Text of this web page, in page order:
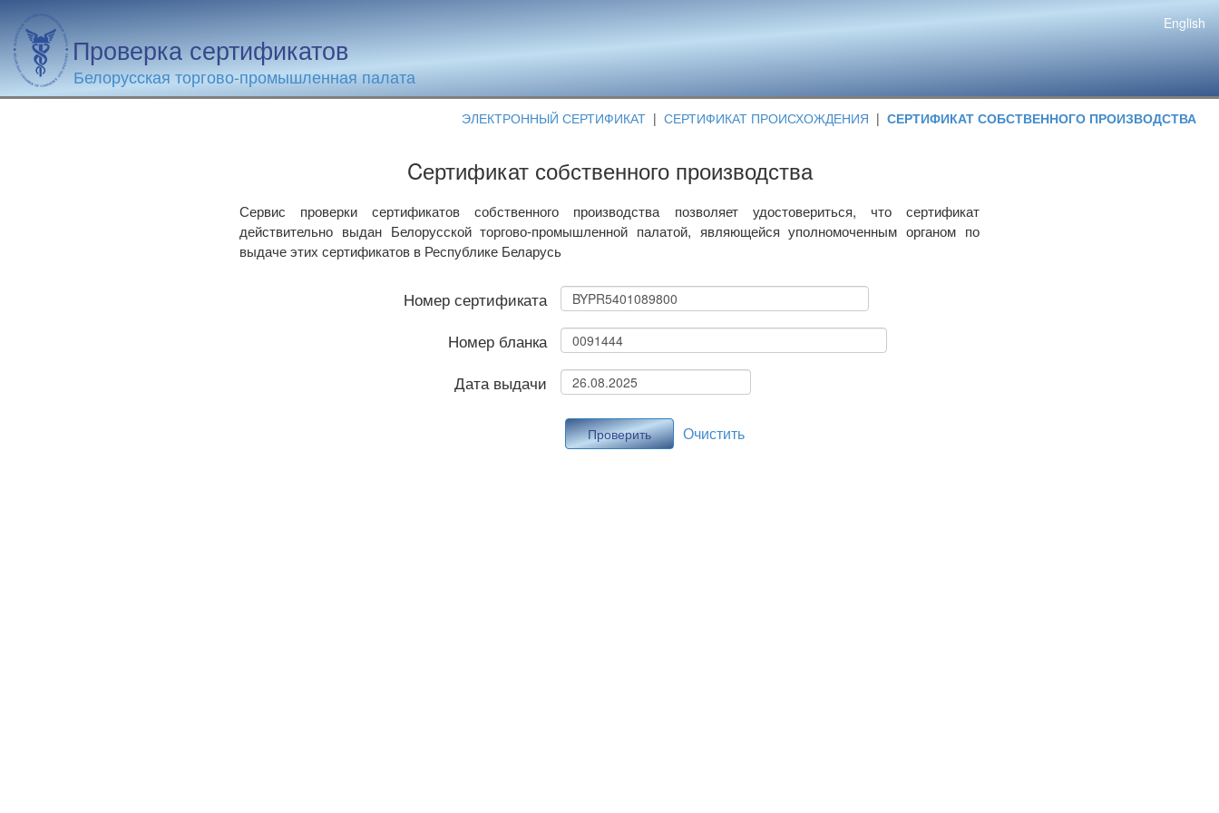
Проверка сертификатов
Белорусская торгово-промышленная палата
English
ЭЛЕКТРОННЫЙ СЕРТИФИКАТ | СЕРТИФИКАТ ПРОИСХОЖДЕНИЯ | СЕРТИФИКАТ СОБСТВЕННОГО ПРОИЗВОДСТВА
Cертификат собственного производства
Сервис проверки сертификатов собственного производства позволяет удостовериться, что сертификат
действительно выдан Белорусской торгово-промышленной палатой, являющейся уполномоченным органом по
выдаче этих сертификатов в Республике Беларусь
Номер сертификата
Номер бланка
Дата выдачи
Проверить Очистить